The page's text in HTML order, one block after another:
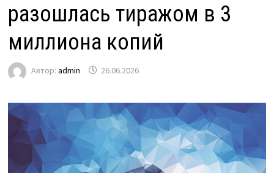
разошлась тиражом в 3
миллиона копий
Автор: admin 26.06.2026